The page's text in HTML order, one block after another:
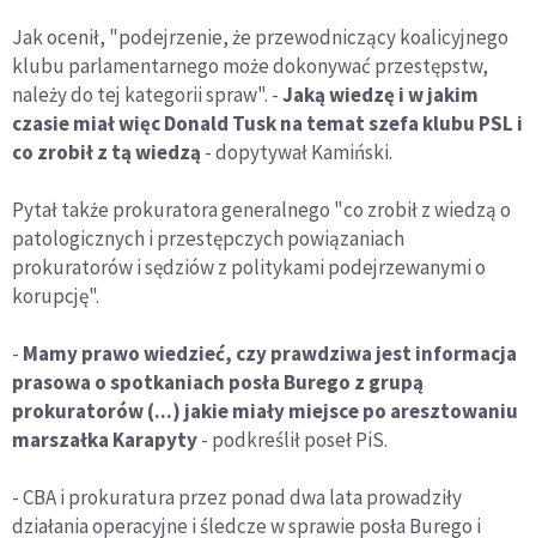
Jak ocenił, "podejrzenie, że przewodniczący koalicyjnego
klubu parlamentarnego może dokonywać przestępstw,
należy do tej kategorii spraw". -Jaką wiedzę i w jakim
czasie miał więc Donald Tusk na temat szefa klubu PSL i
co zrobił z tą wiedzą - dopytywał Kamiński.
Pytał także prokuratora generalnego "co zrobił z wiedzą o
patologicznych i przestępczych powiązaniach
prokuratorów i sędziów z politykami podejrzewanymi o
korupcję".
- Mamy prawo wiedzieć, czy prawdziwa jest informacja
prasowa o spotkaniach posła Burego z grupą
prokuratorów (...) jakie miały miejsce po aresztowaniu
marszałka Karapyty- podkreślił poseł PiS.
- CBA i prokuratura przez ponad dwa lata prowadziły
działania operacyjne i śledcze w sprawie posła Burego i